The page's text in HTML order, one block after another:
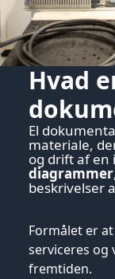
Hvad
El
materiale,
og drift af en
diagrammer
beskrivelser
Formålet er
serviceres og
fremtiden.